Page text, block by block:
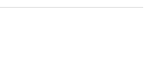
et de décorations
et enterrements de vie
Nous disposons